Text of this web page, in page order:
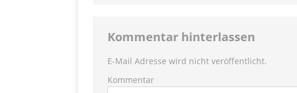
Kommentar hinterlassen
E-Mail Adresse wird nicht veröffentlicht.
Kommentar